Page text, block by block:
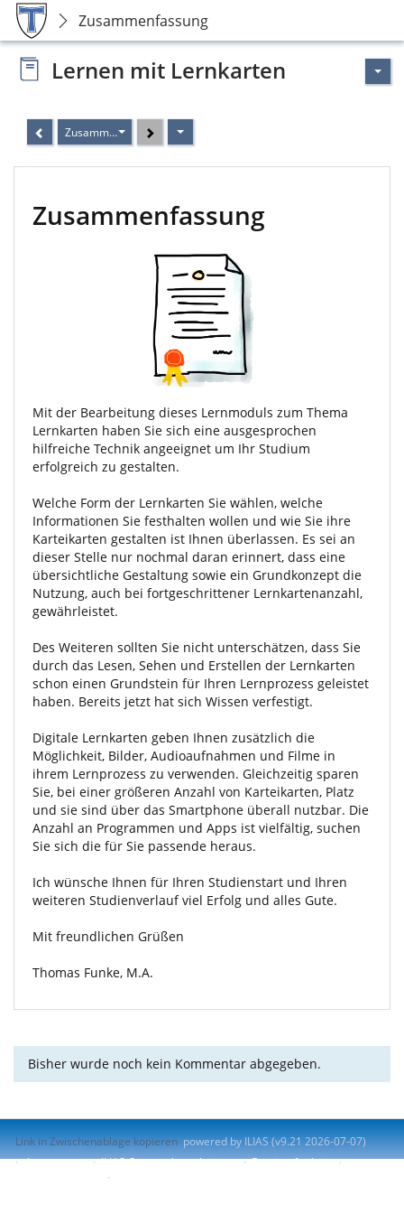
Zusammenfassung
Lernen mit Lernkarten
Zusammenfassung
Zusammenfassung
Mit der Bearbeitung dieses Lernmoduls zum Thema
Lernkarten haben Sie sich eine ausgesprochen
hilfreiche Technik angeeignet um Ihr Studium
erfolgreich zu gestalten.
Welche Form der Lernkarten Sie wählen, welche
Informationen Sie festhalten wollen und wie Sie ihre
Karteikarten gestalten ist Ihnen überlassen. Es sei an
dieser Stelle nur nochmal daran erinnert, dass eine
übersichtliche Gestaltung sowie ein Grundkonzept die
Nutzung, auch bei fortgeschrittener Lernkartenanzahl,
gewährleistet.
Des Weiteren sollten Sie nicht unterschätzen, dass Sie
durch das Lesen, Sehen und Erstellen der Lernkarten
schon einen Grundstein für Ihren Lernprozess geleistet
haben. Bereits jetzt hat sich Wissen verfestigt.
Digitale Lernkarten geben Ihnen zusätzlich die
Möglichkeit, Bilder, Audioaufnahmen und Filme in
ihrem Lernprozess zu verwenden. Gleichzeitig sparen
Sie, bei einer größeren Anzahl von Karteikarten, Platz
und sie sind über das Smartphone überall nutzbar. Die
Anzahl an Programmen und Apps ist vielfältig, suchen
Sie sich die für Sie passende heraus.
Ich wünsche Ihnen für Ihren Studienstart und Ihren
weiteren Studienverlauf viel Erfolg und alles Gute.
Mit freundlichen Grüßen
Thomas Funke, M.A.
Bisher wurde noch kein Kommentar abgegeben.
Link in Zwischenablage kopieren powered by ILIAS (v9.21 2026-07-07)
Impressum
ILIAS-Support kontaktieren
Barrierefreiheit